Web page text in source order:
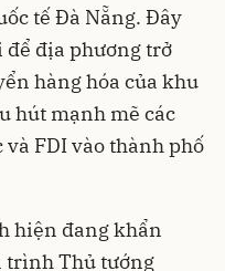
tế Đà Nẵng. Đây
địa phương trở
hàng hóa của khu
hút mạnh mẽ các
FDI vào thành phố
hiện đang khẩn
trình Thủ tướng